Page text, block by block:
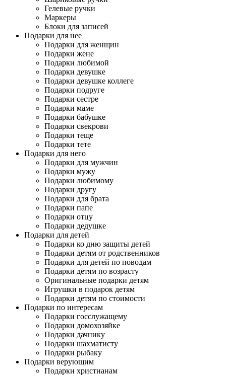
Гелевые ручки
Маркеры
Блоки для записей
Подарки для нее
Подарки для женщин
Подарки жене
Подарки любимой
Подарки девушке
Подарки девушке коллеге
Подарки подруге
Подарки сестре
Подарки маме
Подарки бабушке
Подарки свекрови
Подарки теще
Подарки тете
Подарки для него
Подарки для мужчин
Подарки мужу
Подарки любимому
Подарки другу
Подарки для брата
Подарки папе
Подарки отцу
Подарки дедушке
Подарки для детей
Подарки ко дню защиты детей
Подарки детям от родственников
Подарки для детей по поводам
Подарки детям по возрасту
Оригинальные подарки детям
Игрушки в подарок детям
Подарки детям по стоимости
Подарки по интересам
Подарки госслужащему
Подарки домохозяйке
Подарки дачнику
Подарки шахматисту
Подарки рыбаку
Подарки верующим
Подарки христианам